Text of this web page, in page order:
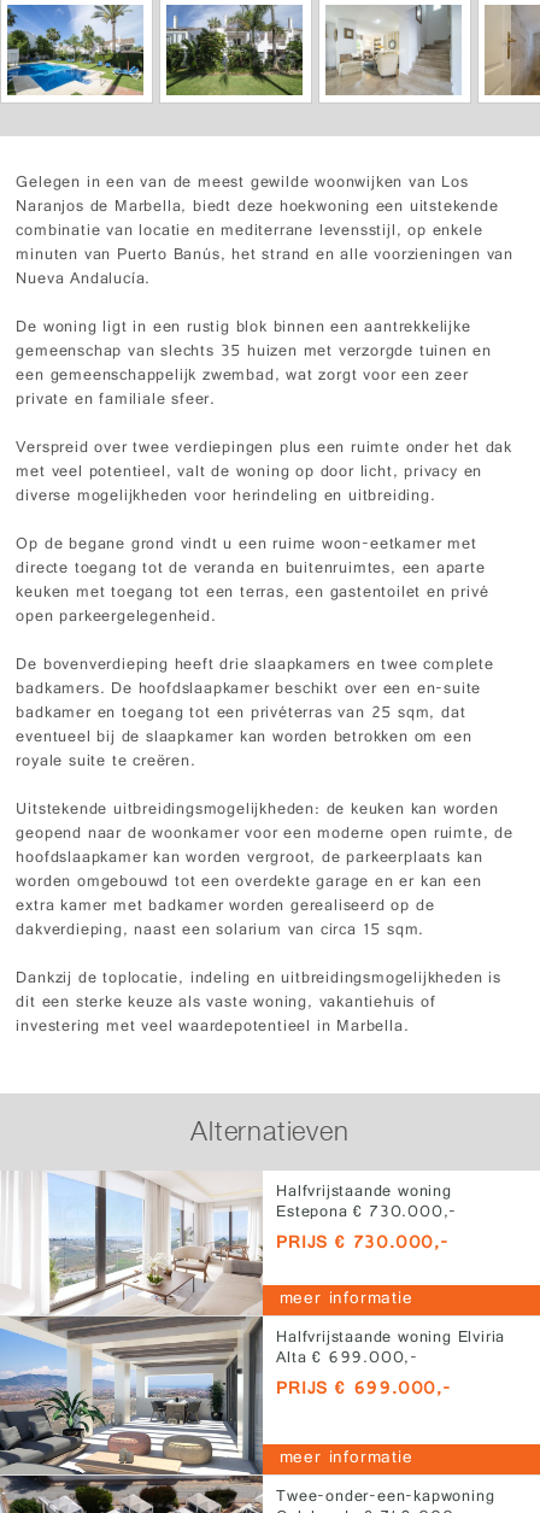
Gelegen in een van de meest gewilde woonwijken van Los
Naranjos de Marbella, biedt deze hoekwoning een uitstekende
combinatie van locatie en mediterrane levensstijl, op enkele
minuten van Puerto Banús, het strand en alle voorzieningen van
Nueva Andalucía.
De woning ligt in een rustig blok binnen een aantrekkelijke
gemeenschap van slechts 35 huizen met verzorgde tuinen en
een gemeenschappelijk zwembad, wat zorgt voor een zeer
private en familiale sfeer.
Verspreid over twee verdiepingen plus een ruimte onder het dak
met veel potentieel, valt de woning op door licht, privacy en
diverse mogelijkheden voor herindeling en uitbreiding.
Op de begane grond vindt u een ruime woon-eetkamer met
directe toegang tot de veranda en buitenruimtes, een aparte
keuken met toegang tot een terras, een gastentoilet en privé
open parkeergelegenheid.
De bovenverdieping heeft drie slaapkamers en twee complete
badkamers. De hoofdslaapkamer beschikt over een en-suite
badkamer en toegang tot een privéterras van 25 sqm, dat
eventueel bij de slaapkamer kan worden betrokken om een
royale suite te creëren.
Uitstekende uitbreidingsmogelijkheden: de keuken kan worden
geopend naar de woonkamer voor een moderne open ruimte, de
hoofdslaapkamer kan worden vergroot, de parkeerplaats kan
worden omgebouwd tot een overdekte garage en er kan een
extra kamer met badkamer worden gerealiseerd op de
dakverdieping, naast een solarium van circa 15 sqm.
Dankzij de toplocatie, indeling en uitbreidingsmogelijkheden is
dit een sterke keuze als vaste woning, vakantiehuis of
investering met veel waardepotentieel in Marbella.
Alternatieven
Halfvrijstaande woning
Estepona € 730.000,-
PRIJS € 730.000,-
meer informatie
Halfvrijstaande woning Elviria
Alta € 699.000,-
PRIJS € 699.000,-
meer informatie
Twee-onder-een-kapwoning